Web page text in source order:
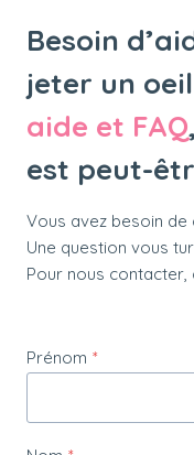
Besoin
jeter un
aide et FAQ
est peut-
Vous avez besoin de
Une question vous
Pour nous contacter,
Prénom *